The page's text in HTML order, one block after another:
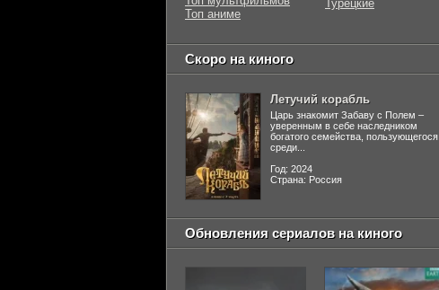
Топ аниме
Турецкие
Скоро на киного
Летучий корабль
Царь знакомит Забаву с Полем –
уверенным в себе наследником
богатого семейства, пользующегося
среди...
Год: 2024
Страна: Россия
Обновления сериалов на киного